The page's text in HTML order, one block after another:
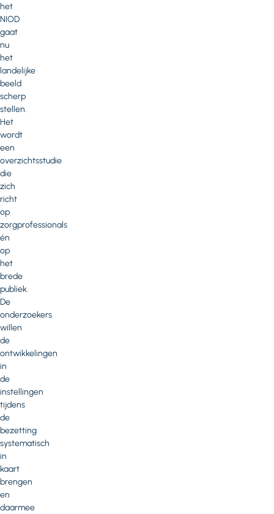
het
NIOD
gaat
nu
het
landelijke
beeld
scherp
stellen.
Het
wordt
een
overzichtsstudie
die
zich
richt
op
zorgprofessionals
én
op
het
brede
publiek.
De
onderzoekers
willen
de
ontwikkelingen
in
de
instellingen
tijdens
de
bezetting
systematisch
in
kaart
brengen
en
daarmee